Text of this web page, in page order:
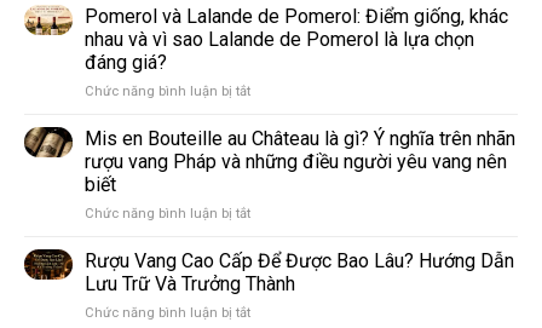
vang
phổ
thế
Và
Sparkling
Wine
Nhau
Thế
Nào?
So
Dễ
Hiểu
Người
Pomerol và Lalande de Pomerol: Điểm giống, khác
nhau và vì sao Lalande de Pomerol là lựa chọn
đáng giá?
Chức năng bình luận bị tắtở
và
Lalande
de
Điểm
khác
nhau
vì
Mis en Bouteille au Château là gì? Ý nghĩa trên nhãn
rượu vang Pháp và những điều người yêu vang nên
biết
Chức năng bình luận bị tắtở
en
Bouteille
au
Château
Rượu Vang Cao Cấp Để Được Bao Lâu? Hướng Dẫn
Lưu Trữ Và Trưởng Thành
Chức năng bình luận bị tắtở